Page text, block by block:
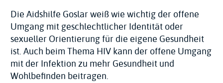
Die Aidshilfe Goslar weiß wie wichtig der offene
Umgang mit geschlechtlicher Identität oder
sexueller Orientierung für die eigene Gesundheit
ist. Auch beim Thema HIV kann der offene Umgang
mit der Infektion zu mehr Gesundheit und
Wohlbefinden beitragen.